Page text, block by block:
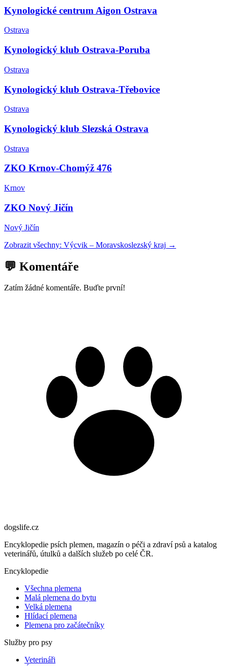
Kynologické centrum Aigon Ostrava
Ostrava
Kynologický klub Ostrava-Poruba
Ostrava
Kynologický klub Ostrava-Třebovice
Ostrava
Kynologický klub Slezská Ostrava
Ostrava
ZKO Krnov-Chomýž 476
Krnov
ZKO Nový Jičín
Nový Jičín
Zobrazit všechny: Výcvik – Moravskoslezský kraj →
💬 Komentáře
Zatím žádné komentáře. Buďte první!
dogslife.cz
Encyklopedie psích plemen, magazín o péči a zdraví psů a katalog
veterinářů, útulků a dalších služeb po celé ČR.
Encyklopedie
Všechna plemena
Malá plemena do bytu
Velká plemena
Hlídací plemena
Plemena pro začátečníky
Služby pro psy
Veterináři